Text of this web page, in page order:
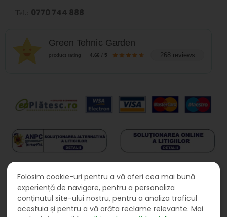
Tel.: 0770 744 888
Green Tehnic Garden
product rating 4.66 / 5 268 reviews
Folosim cookie-uri pentru a vă oferi cea mai bună
experiență de navigare, pentru a personaliza
conținutul site-ului nostru, pentru a analiza traficul
acestuia și pentru a vă arăta reclame relevante. Mai